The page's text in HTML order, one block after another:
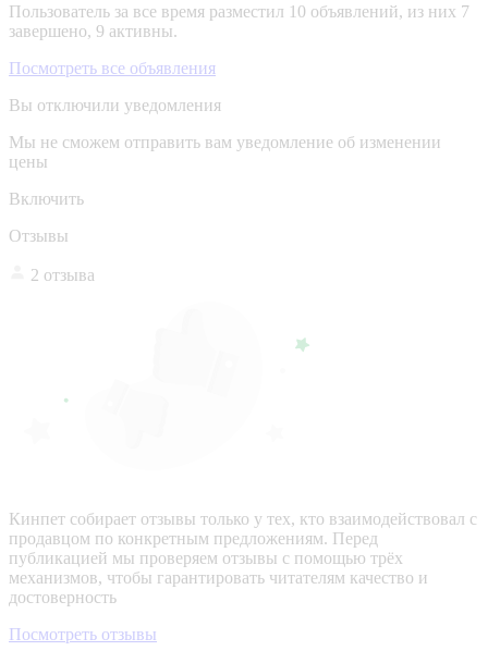
Пользователь за все время разместил 10 объявлений, из них 7
завершено, 9 активны.
Посмотреть все объявления
Вы отключили уведомления
Мы не сможем отправить вам уведомление об изменении
цены
Включить
Отзывы
2 отзыва
Кинпет собирает отзывы только у тех, кто взаимодействовал с
продавцом по конкретным предложениям. Перед
публикацией мы проверяем отзывы с помощью трёх
механизмов, чтобы гарантировать читателям качество и
достоверность
Посмотреть отзывы